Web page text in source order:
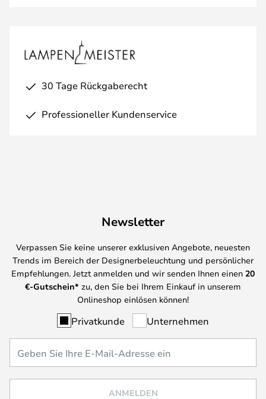
30 Tage Rückgaberecht
Professioneller Kundenservice
Newsletter
Verpassen Sie keine unserer exklusiven Angebote, neuesten
Trends im Bereich der Designerbeleuchtung und persönlicher
Empfehlungen. Jetzt anmelden und wir senden Ihnen einen 20
€-Gutschein* zu, den Sie bei Ihrem Einkauf in unserem
Onlineshop einlösen können!
Privatkunde Unternehmen
ANMELDEN